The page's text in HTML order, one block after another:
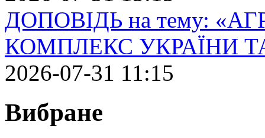
ДОПОВІДЬ на тему:
КОМПЛЕКС УКРАЇНИ
2026-07-31 11:15
Вибране